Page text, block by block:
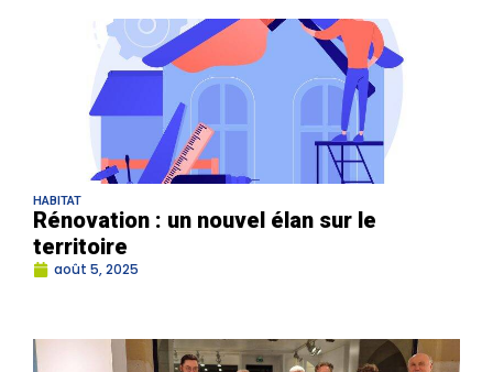
HABITAT
Rénovation : un nouvel élan sur le
territoire
août 5, 2025